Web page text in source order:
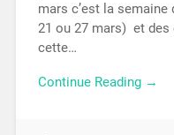
mars c’est la
21 ou 27 mars) et
cette…
Continue Reading →